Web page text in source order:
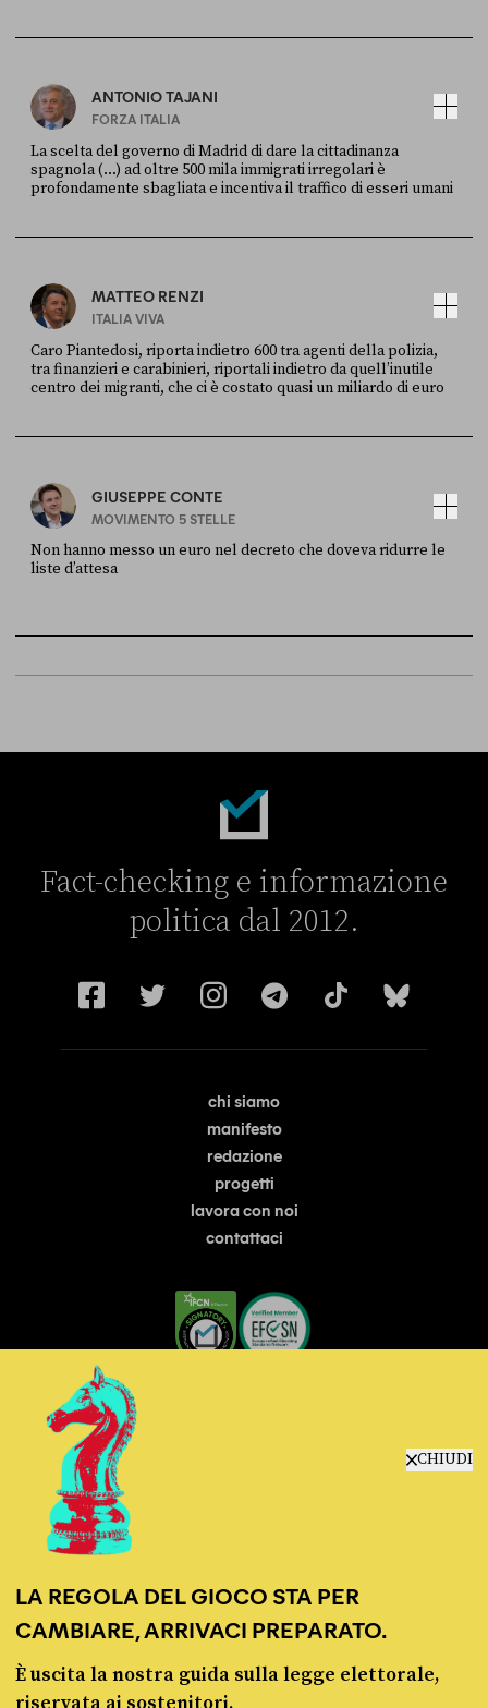
CHIUDI
LA REGOLA DEL GIOCO STA PER
CAMBIARE, ARRIVACI PREPARATO.
È uscita la nostra guida sulla legge elettorale,
ANTONIO TAJANI
FORZA ITALIA
La scelta del governo di Madrid di dare la cittadinanza
spagnola (...) ad oltre 500 mila immigrati irregolari è
profondamente sbagliata e incentiva il traffico di esseri umani
MATTEO RENZI
ITALIA VIVA
Caro Piantedosi, riporta indietro 600 tra agenti della polizia,
tra finanzieri e carabinieri, riportali indietro da quell’inutile
centro dei migranti, che ci è costato quasi un miliardo di euro
GIUSEPPE CONTE
MOVIMENTO 5 STELLE
Non hanno messo un euro nel decreto che doveva ridurre le
liste d’attesa
Fact-checking e informazione
politica dal 2012.
chi siamo
manifesto
redazione
progetti
lavora con noi
contattaci
Pagella Politica è una testata registrata presso il Tribunale di Milano, n. 55 del 8